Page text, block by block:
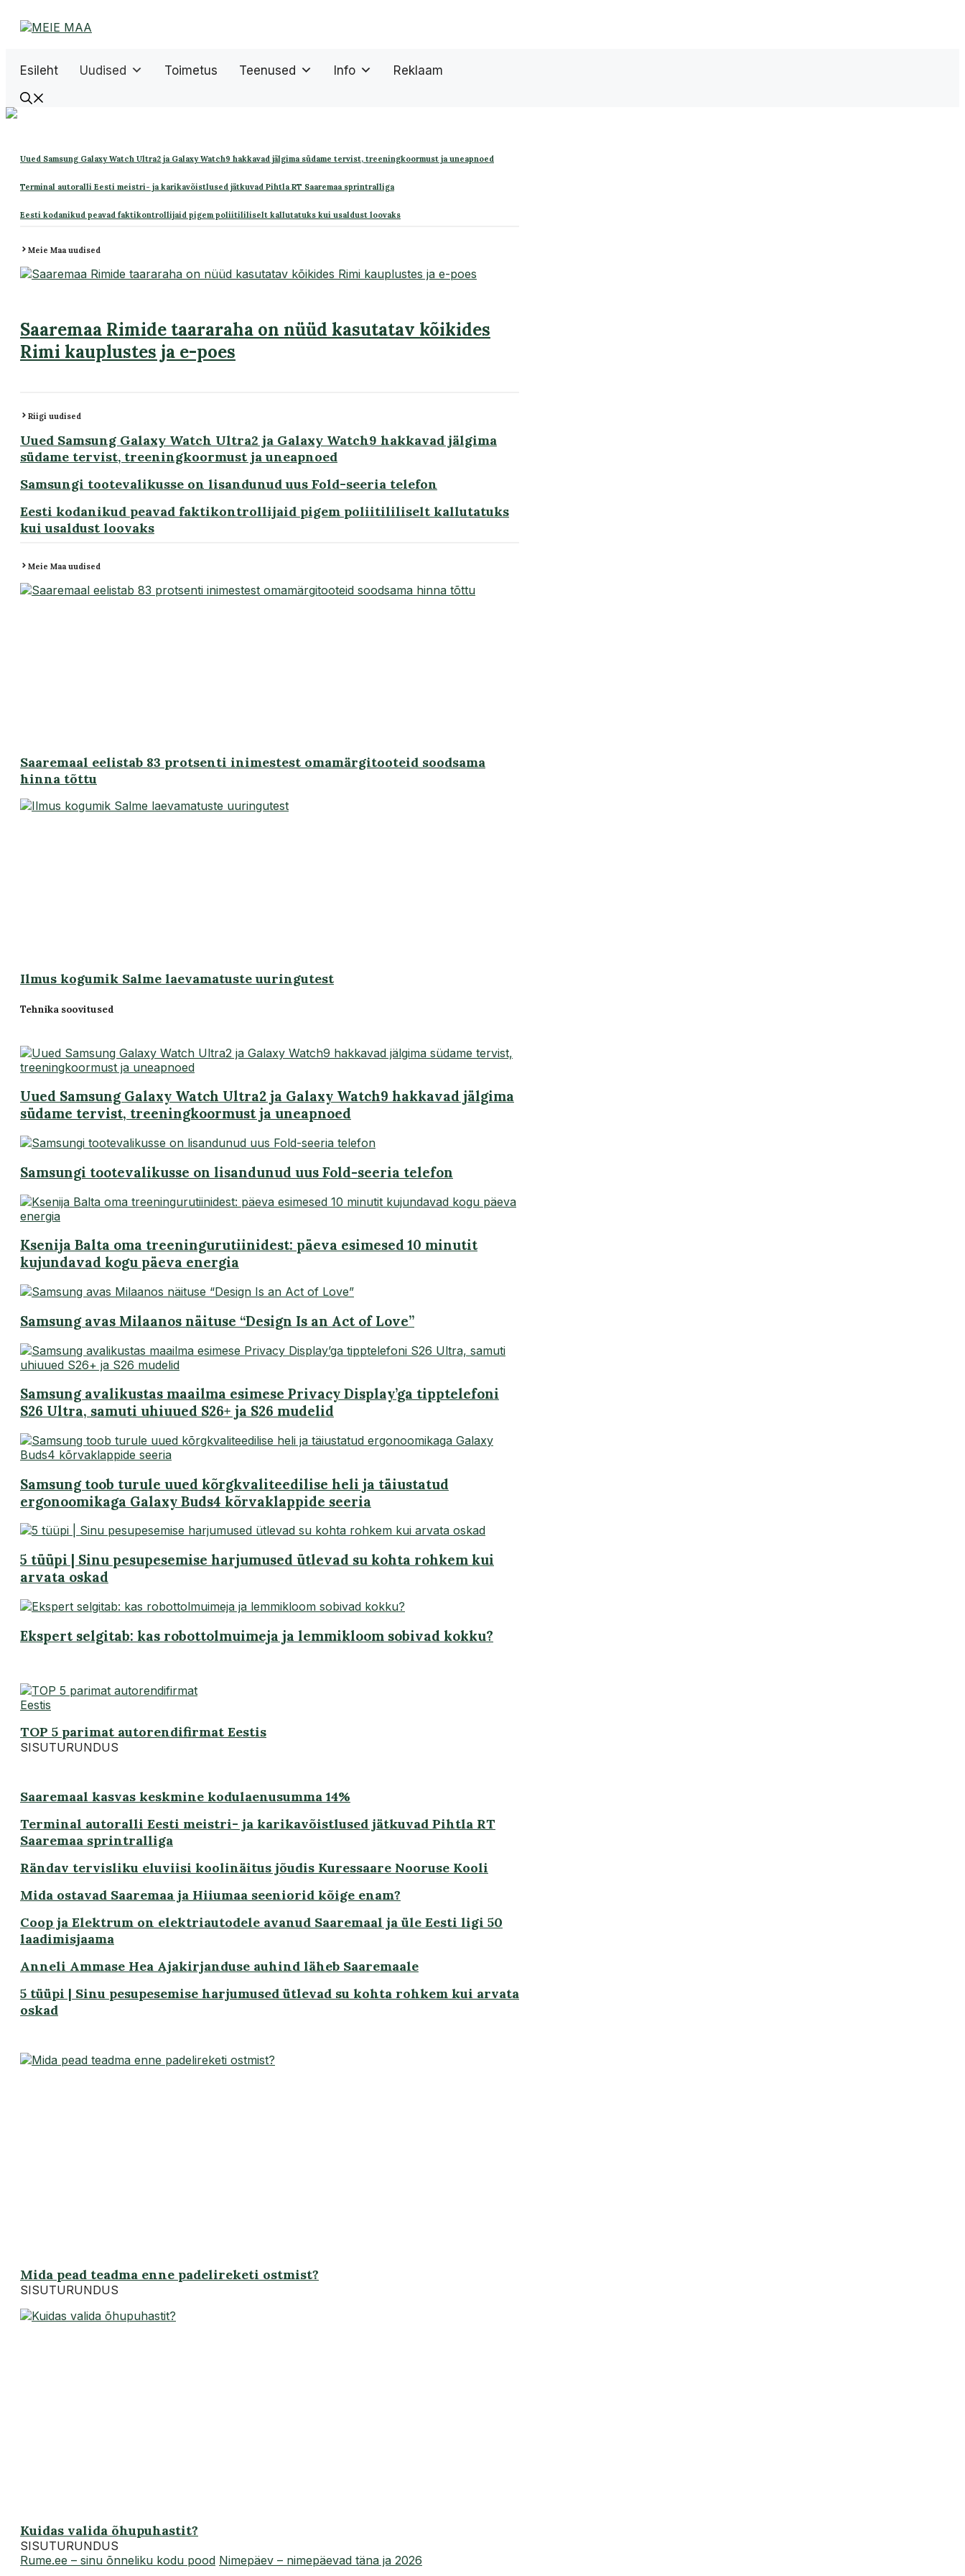
sisu
Esileht Uudised Toimetus Teenused Info Reklaam
Uued Samsung Galaxy Watch Ultra2 ja Galaxy Watch9 hakkavad jälgima südame tervist, treeningkoormust ja uneapnoed
Terminal autoralli Eesti meistri- ja karikavõistlused jätkuvad Pihtla RT Saaremaa sprintralliga
Eesti kodanikud peavad faktikontrollijaid pigem poliitililiselt kallutatuks kui usaldust loovaks
Meie Maa uudised
Saaremaa Rimide taararaha on nüüd kasutatav kõikides
Rimi kauplustes ja e-poes
Riigi uudised
Uued Samsung Galaxy Watch Ultra2 ja Galaxy Watch9 hakkavad jälgima
südame tervist, treeningkoormust ja uneapnoed
Samsungi tootevalikusse on lisandunud uus Fold-seeria telefon
Eesti kodanikud peavad faktikontrollijaid pigem poliitililiselt kallutatuks
kui usaldust loovaks
Meie Maa uudised
Saaremaal eelistab 83 protsenti inimestest omamärgitooteid soodsama
hinna tõttu
Ilmus kogumik Salme laevamatuste uuringutest
Tehnika soovitused
Uued Samsung Galaxy Watch Ultra2 ja Galaxy Watch9 hakkavad jälgima
südame tervist, treeningkoormust ja uneapnoed
Samsungi tootevalikusse on lisandunud uus Fold-seeria telefon
Ksenija Balta oma treeningurutiinidest: päeva esimesed 10 minutit
kujundavad kogu päeva energia
Samsung avas Milaanos näituse “Design Is an Act of Love”
Samsung avalikustas maailma esimese Privacy Display’ga tipptelefoni
S26 Ultra, samuti uhiuued S26+ ja S26 mudelid
Samsung toob turule uued kõrgkvaliteedilise heli ja täiustatud
ergonoomikaga Galaxy Buds4 kõrvaklappide seeria
5 tüüpi | Sinu pesupesemise harjumused ütlevad su kohta rohkem kui
arvata oskad
Ekspert selgitab: kas robottolmuimeja ja lemmikloom sobivad kokku?
TOP 5 parimat autorendifirmat Eestis
SISUTURUNDUS
Saaremaal kasvas keskmine kodulaenusumma 14%
Terminal autoralli Eesti meistri- ja karikavõistlused jätkuvad Pihtla RT
Saaremaa sprintralliga
Rändav tervisliku eluviisi koolinäitus jõudis Kuressaare Nooruse Kooli
Mida ostavad Saaremaa ja Hiiumaa seeniorid kõige enam?
Coop ja Elektrum on elektriautodele avanud Saaremaal ja üle Eesti ligi 50
laadimisjaama
Anneli Ammase Hea Ajakirjanduse auhind läheb Saaremaale
5 tüüpi | Sinu pesupesemise harjumused ütlevad su kohta rohkem kui arvata
oskad
Mida pead teadma enne padelireketi ostmist?
SISUTURUNDUS
Kuidas valida õhupuhastit?
SISUTURUNDUS
Rume.ee – sinu õnneliku kodu pood Nimepäev – nimepäevad täna ja 2026